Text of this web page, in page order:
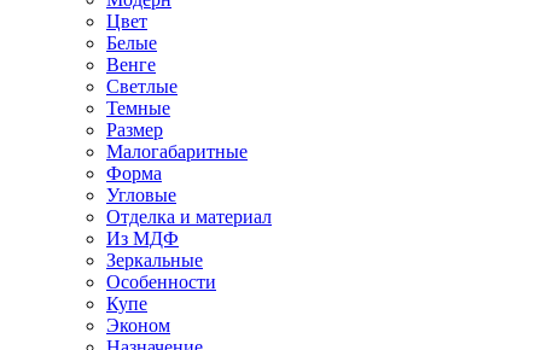
Цвет
Белые
Венге
Светлые
Темные
Размер
Малогабаритные
Форма
Угловые
Отделка и материал
Из МДФ
Зеркальные
Особенности
Купе
Эконом